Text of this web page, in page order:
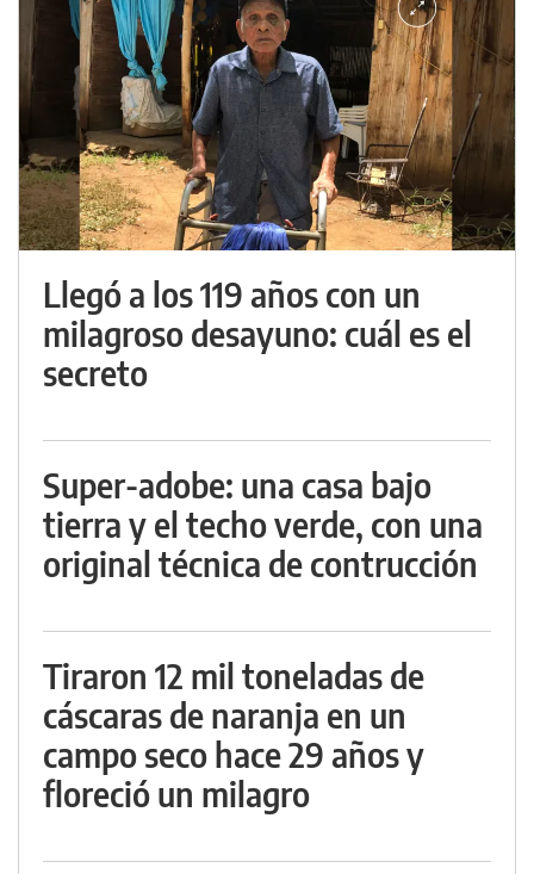
Llegó a los 119 años con un
milagroso desayuno: cuál es el
secreto
Super-adobe: una casa bajo
tierra y el techo verde, con una
original técnica de contrucción
Tiraron 12 mil toneladas de
cáscaras de naranja en un
campo seco hace 29 años y
floreció un milagro